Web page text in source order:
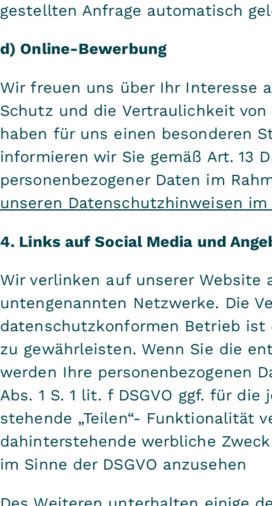
gestellten Anfrage automatisch
d) Online-Bewerbung
Wir freuen uns über Ihr Interesse
Schutz und die Vertraulichkeit von
haben für uns einen besonderen
informieren wir Sie gemäß Art. 13
personenbezogener Daten im
unseren Datenschutzhinweisen
4. Links auf Social Media und
Wir verlinken auf unserer Website
untengenannten Netzwerke. Die
datenschutzkonformen Betrieb
zu gewährleisten. Wenn Sie die
werden Ihre personenbezogenen
Abs. 1 S. 1 lit. f DSGVO ggf. für
stehende „Teilen“- Funktionalität
dahinterstehende werbliche
im Sinne der DSGVO anzusehen